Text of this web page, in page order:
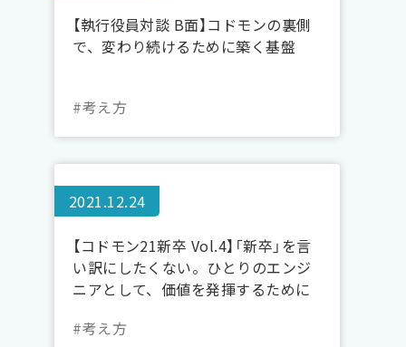
【執行役員対談 B面】コドモンの裏側
で、変わり続けるために築く基盤
#考え方
2021.12.24
【コドモン21新卒 Vol.4】「新卒」を言
い訳にしたくない。ひとりのエンジ
ニアとして、価値を発揮するために
#考え方